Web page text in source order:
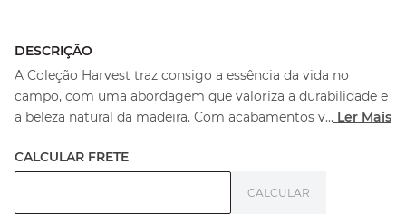
DESCRIÇÃO
A Coleção Harvest traz consigo a essência da vida no
campo, com uma abordagem que valoriza a durabilidade e
a beleza natural da madeira. Com acabamentos v... Ler Mais